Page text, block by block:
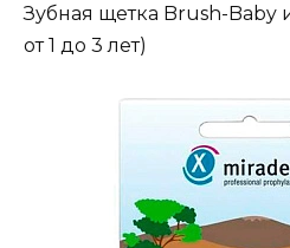
Зубная щетка Brush-Baby
от 1 до 3 лет)